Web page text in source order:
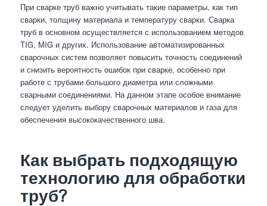
При сварке труб важно учитывать такие параметры, как тип
сварки, толщину материала и температуру сварки. Сварка
труб в основном осуществляется с использованием методов
TIG, MIG и других. Использование автоматизированных
сварочных систем позволяет повысить точность соединений
и снизить вероятность ошибок при сварке, особенно при
работе с трубами большого диаметра или сложными
сварными соединениями. На данном этапе особое внимание
следует уделить выбору сварочных материалов и газа для
обеспечения высококачественного шва.
Как выбрать подходящую
технологию для обработки
труб?